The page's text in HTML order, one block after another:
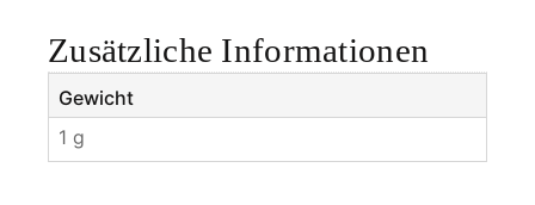
Zusätzliche Informationen
Gewicht
1 g